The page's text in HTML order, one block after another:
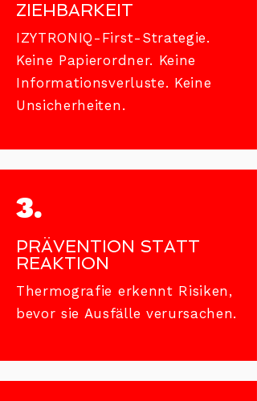
ZIEHBARKEIT
IZYTRONIQ-First-Strategie.
Keine Papierordner. Keine
Informationsverluste. Keine
Unsicherheiten.
3.
PRÄVENTION STATT
REAKTION
Thermografie erkennt Risiken,
bevor sie Ausfälle verursachen.